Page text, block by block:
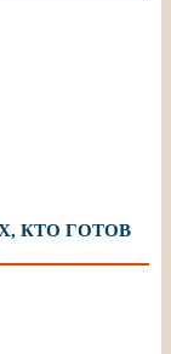
КТО ГОТОВ